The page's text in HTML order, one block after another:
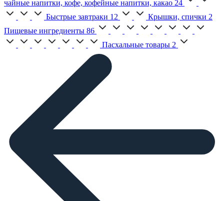
чайные напитки, кофе, кофейные напитки, какао 24
Быстрые завтраки 12 Крышки, спички 2
Пищевые ингредиенты 86
Пасхальные товары 2